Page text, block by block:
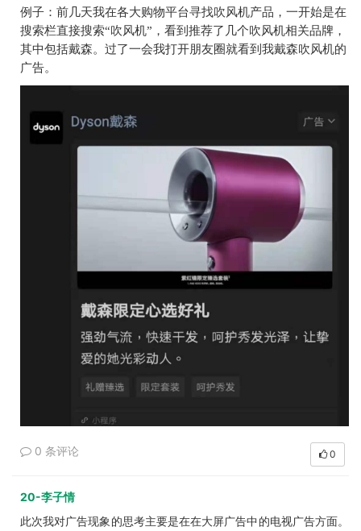
例子：前几天我在各大购物平台寻找吹风机产品，一开始是在
搜索栏直接搜索“吹风机”，看到推荐了几个吹风机相关品牌，
其中包括戴森。过了一会我打开朋友圈就看到我戴森吹风机的
广告。
0 条评论 0
20-李子情
此次我对广告现象的思考主要是在在大屏广告中的电视广告方面。